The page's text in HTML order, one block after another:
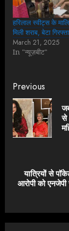
हरिलाल स्वीट्स के
मिली शराब, बेटा
March 21, 2025
In "न्यूज़बीट"
Continue
Reading
Previous
से
Next
यात्रियों से
आरोपी को